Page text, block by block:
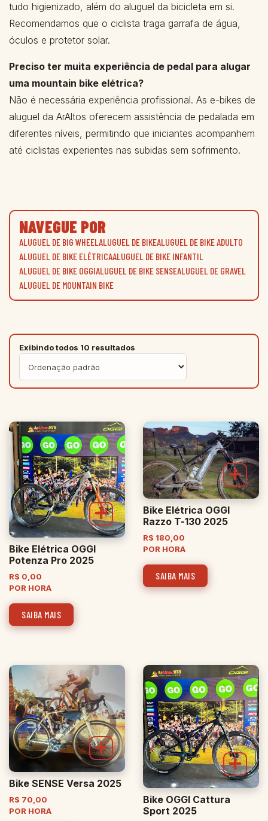
tudo higienizado, além do aluguel da bicicleta em si.
Recomendamos que o ciclista traga garrafa de água,
óculos e protetor solar.
Preciso ter muita experiência de pedal para alugar
uma mountain bike elétrica?
Não é necessária experiência profissional. As e-bikes de
aluguel da ArAltos oferecem assistência de pedalada em
diferentes níveis, permitindo que iniciantes acompanhem
até ciclistas experientes nas subidas sem sofrimento.
NAVEGUE POR
ALUGUEL DE BIG WHEELALUGUEL DE BIKEALUGUEL DE BIKE ADULTO
ALUGUEL DE BIKE ELÉTRICAALUGUEL DE BIKE INFANTIL
ALUGUEL DE BIKE OGGIALUGUEL DE BIKE SENSEALUGUEL DE GRAVEL
ALUGUEL DE MOUNTAIN BIKE
Exibindo todos 10 resultados
Bike Elétrica OGGI
Potenza Pro 2025
R$ 0,00
POR HORA
SAIBA MAIS
Bike Elétrica OGGI
Razzo T-130 2025
R$ 180,00
POR HORA
SAIBA MAIS
Bike SENSE Versa 2025
R$ 70,00
POR HORA
Bike OGGI Cattura
Sport 2025